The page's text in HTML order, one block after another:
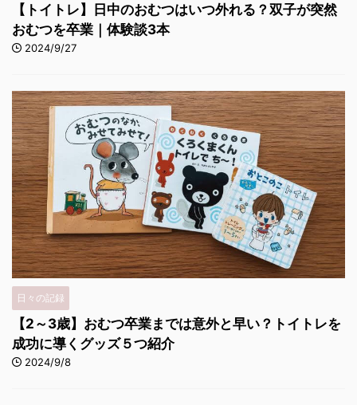
【トイトレ】日中のおむつはいつ外れる？双子が突然
おむつを卒業｜体験談3本
2024/9/27
日々の記録
【2～3歳】おむつ卒業までは意外と早い？トイトレを
成功に導くグッズ５つ紹介
2024/9/8